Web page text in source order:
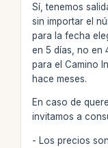
Sí, tenemos
sin importar el
para la fecha
en 5 días, no en
para el Camino
hace meses.
En caso de
invitamos a
- Los precios